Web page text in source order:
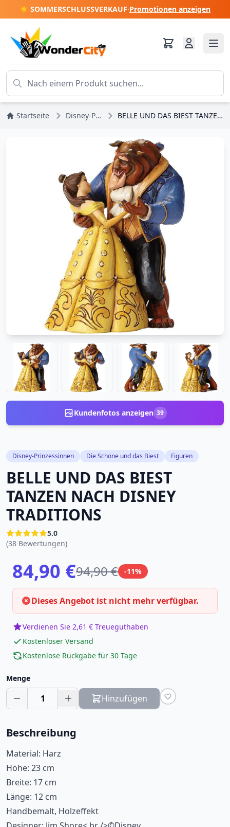
☀️ SOMMERSCHLUSSVERKAUF·Promotionen anzeigen
Startseite Disney-Prinzessinnen BELLE UND DAS BIEST TANZEN NACH DISNEY TRADITIONS
Kundenfotos anzeigen 39
Disney-Prinzessinnen Die Schöne und das Biest Figuren
BELLE UND DAS BIEST
TANZEN NACH DISNEY
TRADITIONS
5.0
(38 Bewertungen)
84,90 €94,90 € -11%
Dieses Angebot ist nicht mehr verfügbar.
Verdienen Sie 2,61 € Treueguthaben
Kostenloser Versand
Kostenlose Rückgabe für 30 Tage
Menge
1 Hinzufügen
Beschreibung
Material: Harz
Höhe: 23 cm
Breite: 17 cm
Länge: 12 cm
Handbemalt, Holzeffekt